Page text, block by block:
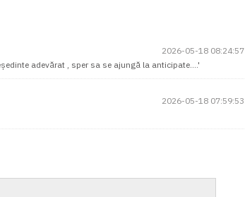
2026-05-18 08:24:57
adevărat , sper sa se ajungă la anticipate….'
2026-05-18 07:59:53